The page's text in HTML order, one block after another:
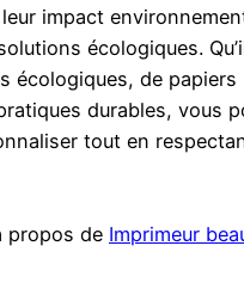
impact
écologiques.
écologiques, de papiers
durables, vous
tout en
propos de Imprimeur